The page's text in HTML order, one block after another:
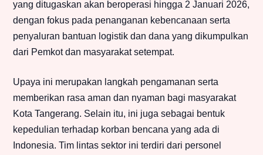
yang ditugaskan akan beroperasi hingga 2 Januari 2026,
dengan fokus pada penanganan kebencanaan serta
penyaluran bantuan logistik dan dana yang dikumpulkan
dari Pemkot dan masyarakat setempat.
Upaya ini merupakan langkah pengamanan serta
memberikan rasa aman dan nyaman bagi masyarakat
Kota Tangerang. Selain itu, ini juga sebagai bentuk
kepedulian terhadap korban bencana yang ada di
Indonesia. Tim lintas sektor ini terdiri dari personel